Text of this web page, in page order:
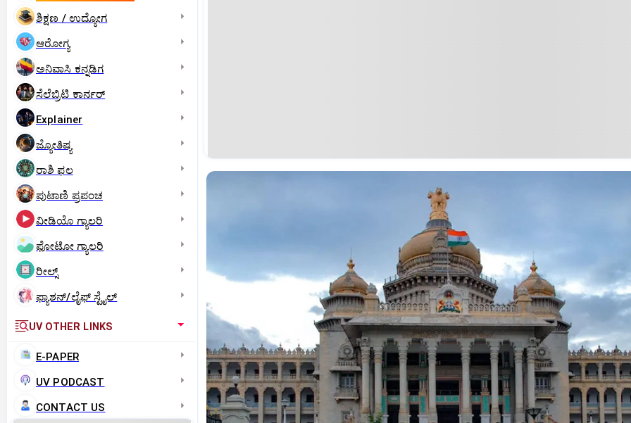
ಶಿಕ್ಷಣ / ಉದ್ಯೋಗ
ಆರೋಗ್ಯ
ಅನಿವಾಸಿ ಕನ್ನಡಿಗ
ಸೆಲೆಬ್ರಿಟಿ ಕಾರ್ನರ್‌
Explainer
ಜ್ಯೋತಿಷ್ಯ
ರಾಶಿ ಫಲ
ಪುಟಾಣಿ ಪ್ರಪಂಚ
ವೀಡಿಯೊ ಗ್ಯಾಲರಿ
ಫೋಟೋ ಗ್ಯಾಲರಿ
ರೀಲ್ಸ್
ಫ್ಯಾಶನ್/ಲೈಫ್‌ ಸ್ಟೈಲ್
UV OTHER LINKS
E-PAPER
UV PODCAST
CONTACT US